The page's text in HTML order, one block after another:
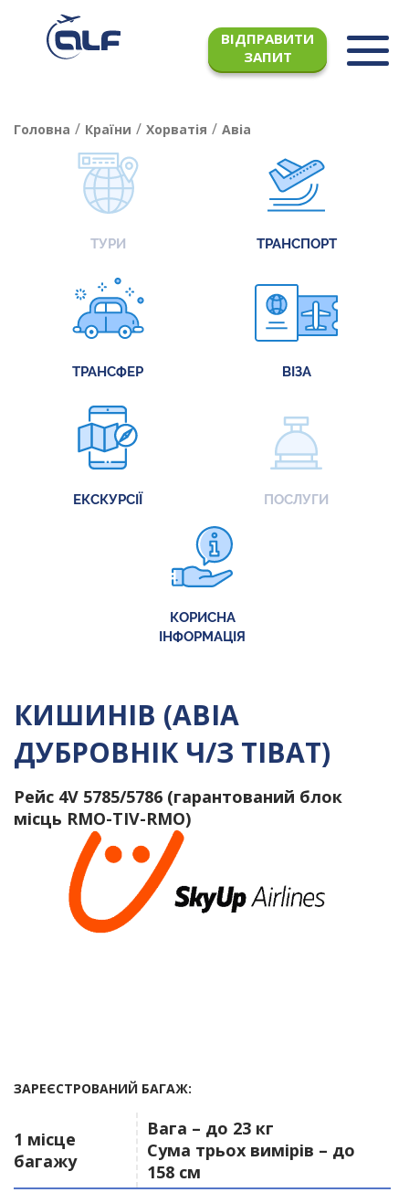
ВІДПРАВИТИ
ЗАПИТ
Головна / Країни / Хорватія / Авіа
ТУРИ ТРАНСПОРТ
ТРАНСФЕР ВІЗА
ЕКСКУРСІЇ ПОСЛУГИ
КОРИСНА
ІНФОРМАЦІЯ
КИШИНІВ (АВІА
ДУБРОВНІК Ч/З ТІВАТ)
Рейс 4V 5785/5786 (гарантований блок
місць RMO-TIV-RMO)
ЗАРЕЄСТРОВАНИЙ БАГАЖ:
1 місце
багажу
Вага – до 23 кг
Сума трьох вимірів – до
158 см